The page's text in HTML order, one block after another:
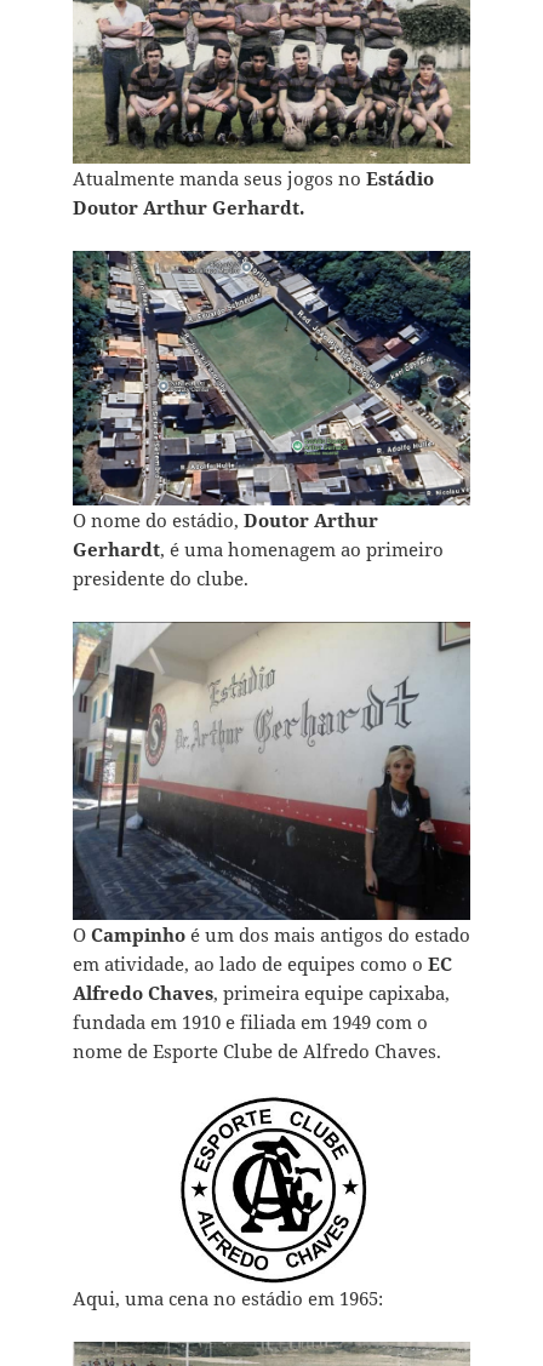
Atualmente manda seus jogos no Estádio
Doutor Arthur Gerhardt.
O nome do estádio, Doutor Arthur
Gerhardt, é uma homenagem ao primeiro
presidente do clube.
O Campinhoé um dos mais antigos do estado
em atividade, ao lado de equipes como o EC
Alfredo Chaves, primeira equipe capixaba,
fundada em 1910 e filiada em 1949 com o
nome de Esporte Clube de Alfredo Chaves.
Aqui, uma cena no estádio em 1965: